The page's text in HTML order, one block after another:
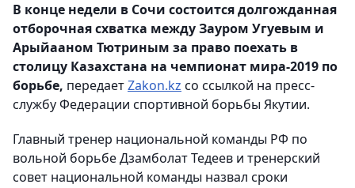
В конце недели в Сочи состоится долгожданная
отборочная схватка между Зауром Угуевым и
Арыйааном Тютриным за право поехать в
столицу Казахстана на чемпионат мира-2019 по
борьбе, передаетZakon.kz со ссылкой на пресс-
службу Федерации спортивной борьбы Якутии.
Главный тренер национальной команды РФ по
вольной борьбе Дзамболат Тедеев и тренерский
совет национальной команды назвал сроки